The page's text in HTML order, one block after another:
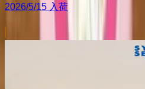
2026/5/15 入荷